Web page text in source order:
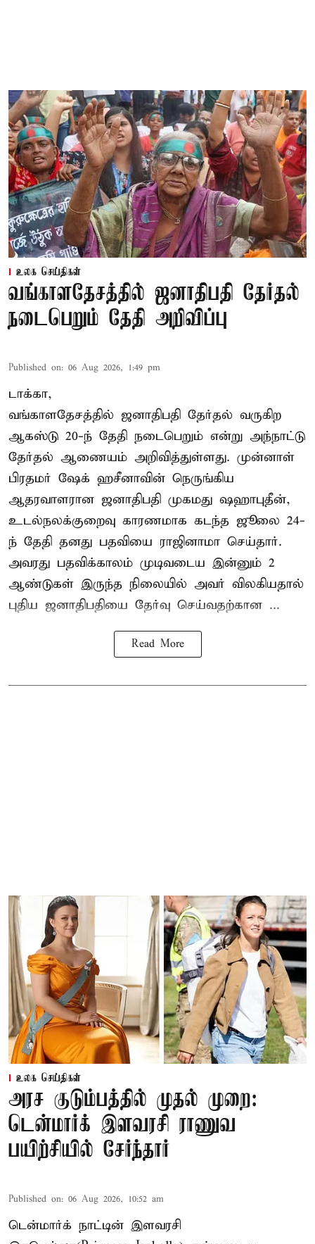
உலக செய்திகள்
வங்காளதேசத்தில் ஜனாதிபதி தேர்தல்
நடைபெறும் தேதி அறிவிப்பு
Published on: 06 Aug 2026, 1:49 pm
டாக்கா,
வங்காளதேசத்தில் ஜனாதிபதி தேர்தல் வருகிற
ஆகஸ்டு 20-ந் தேதி நடைபெறும் என்று அந்நாட்டு
தேர்தல் ஆணையம் அறிவித்துள்ளது. முன்னாள்
பிரதமர் ஷேக் ஹசீனாவின் நெருங்கிய
ஆதரவாளரான ஜனாதிபதி முகமது ஷஹாபுதீன்,
உடல்நலக்குறைவு காரணமாக கடந்த ஜூலை 24-
ந் தேதி தனது பதவியை ராஜினாமா செய்தார்.
அவரது பதவிக்காலம் முடிவடைய இன்னும் 2
ஆண்டுகள் இருந்த நிலையில் அவர் விலகியதால்
புதிய ஜனாதிபதியை தேர்வு செய்வதற்கான ...
Read More
உலக செய்திகள்
அரச குடும்பத்தில் முதல் முறை:
டென்மார்க் இளவரசி ராணுவ
பயிற்சியில் சேர்ந்தார்
Published on: 06 Aug 2026, 10:52 am
டென்மார்க் நாட்டின் இளவரசி